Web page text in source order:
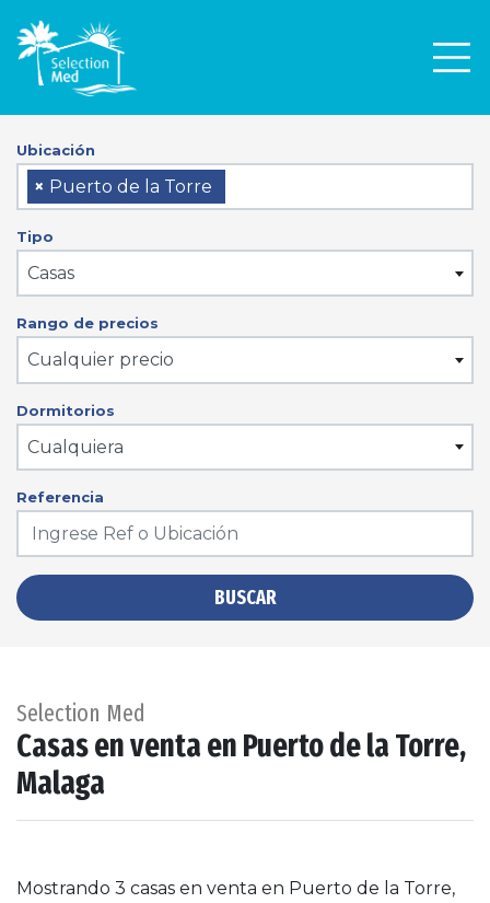
Ubicación
× Puerto de la Torre
Tipo
Casas
Rango de precios
Cualquier precio
Dormitorios
Cualquiera
Referencia
BUSCAR
Selection Med
Casas en venta en Puerto de la Torre,
Malaga
Mostrando 3 casas en venta en Puerto de la Torre,